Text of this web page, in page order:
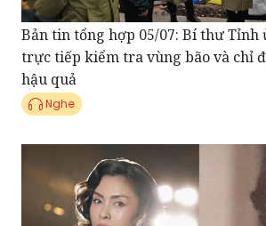
trực tiếp kiểm tra vùng bão và chỉ
hậu quả
Nghe